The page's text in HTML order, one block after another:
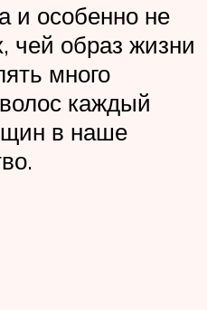
и особенно не
чей образ жизни
много
каждый
в наше